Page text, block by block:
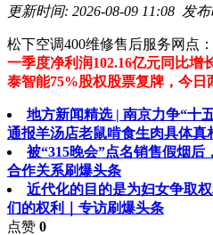
更新时间: 2026-08-09 11:08 发
松下空调400维修售后服务网点：
一季度净利润102.16亿元同比增
泰智能75%股权股票复牌，今
地方新闻精选 | 南京力争“十
通报羊汤店老鼠啃食生肉具体真
被“315晚会”点名销售假烟后
合作关系刷爆头条
近代化的目的是为妇女争取
们的权利｜专访刷爆头条
点赞 0